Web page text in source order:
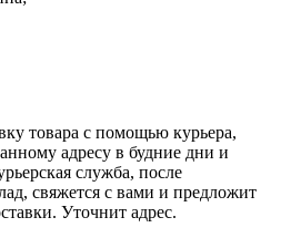
товара с помощью курьера,
адресу в будние дни и
служба, после
свяжется с вами и предложит
Уточнит адрес.